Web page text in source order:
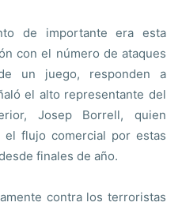
de importante era esta
con el número de ataques
un juego, responden a
el alto representante del
Josep Borrell, quien
el flujo comercial por estas
finales de año.
contra los terroristas